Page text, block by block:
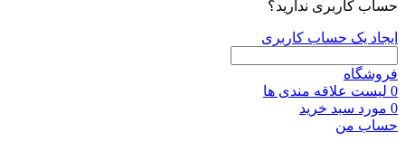
حساب کاربری ندارید؟
ایجاد یک حساب کاربری
فروشگاه
0 لیست علاقه مندی ها
0 مورد سبد خرید
حساب من